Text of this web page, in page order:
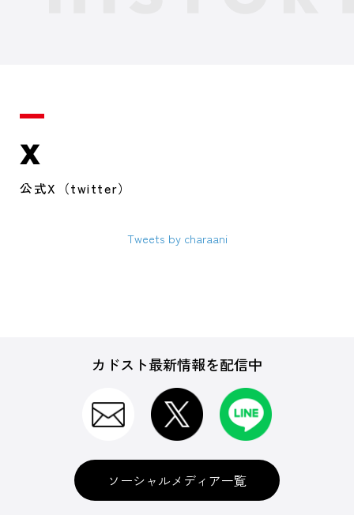
X
公式X（twitter）
Tweets by charaani
カドスト最新情報を配信中
ソーシャルメディア一覧